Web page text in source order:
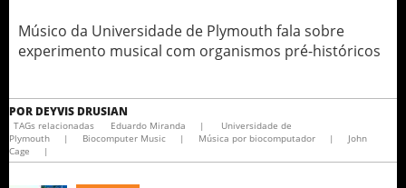
Músico da Universidade de Plymouth fala sobre
experimento musical com organismos pré-históricos
POR DEYVIS DRUSIAN
TAGs relacionadas Eduardo Miranda |
Universidade de
Plymouth
| Biocomputer Music | Música por biocomputador |
John
Cage
|